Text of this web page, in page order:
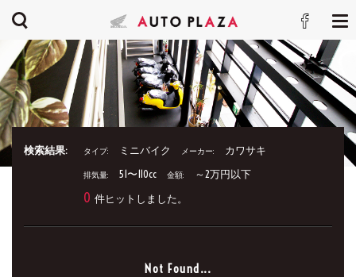
検索結果: タイプ: ミニバイク メーカー: カワサキ
排気量: 51〜110cc 金額: ～2万円以下
0 件ヒットしました。
Not Found...